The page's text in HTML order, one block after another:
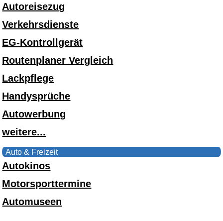
Autoreisezug
Verkehrsdienste
EG-Kontrollgerät
Routenplaner Vergleich
Lackpflege
Handysprüche
Autowerbung
weitere...
Auto & Freizeit
Autokinos
Motorsporttermine
Automuseen